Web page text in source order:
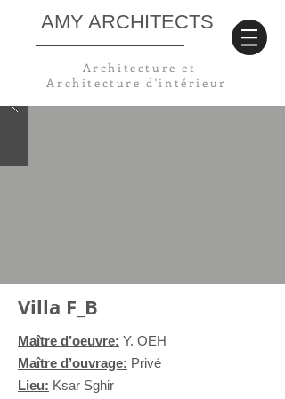
AMY ARCHITECTS
Architecture et
Architectured'intérieur
Villa F_B
Maître d’oeuvre: Y. OEH
Maître d’ouvrage: Privé
Lieu: Ksar Sghir